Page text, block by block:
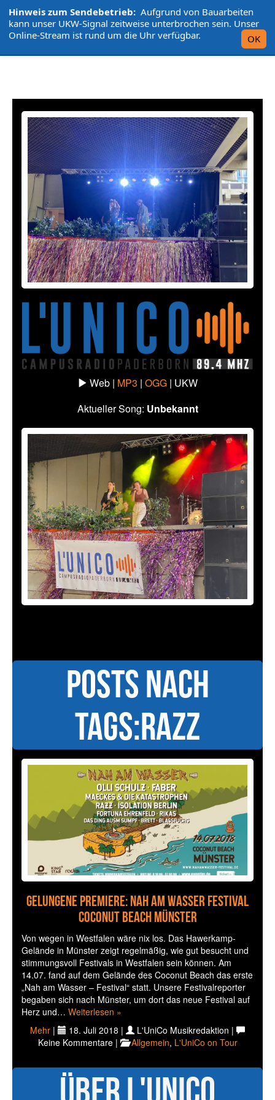
Hinweis zum Sendebetrieb: Aufgrund von Bauarbeiten
kann unser UKW-Signal zeitweise unterbrochen sein. Unser
Online-Stream ist rund um die Uhr verfügbar.
OK
L'UniCo
Web | MP3 | OGG | UKW
Aktueller Song: Unbekannt
Posts nach
Tags:Razz
Gelungene Premiere: NAH AM WASSER FESTIVAL
Coconut Beach MÜNSTER
Von wegen in Westfalen wäre nix los. Das Hawerkamp-
Gelände in Münster zeigt regelmäßig, wie gut besucht und
stimmungsvoll Festivals in Westfalen sein können. Am
14.07. fand auf dem Gelände des Coconut Beach das erste
„Nah am Wasser – Festival“ statt. Unsere Festivalreporter
begaben sich nach Münster, um dort das neue Festival auf
Herz und… Weiterlesen »
Mehr | 18. Juli 2018 |
L'UniCo Musikredaktion |
Keine Kommentare |
Allgemein, L'UniCo on Tour